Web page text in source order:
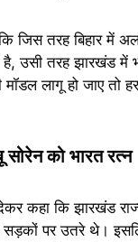
जिस तरह बिहार में
है, उसी तरह झारखंड में
लागू हो जाए तो
सोरेन को भारत रत्न
कहा कि झारखंड
पर उतरे थे।